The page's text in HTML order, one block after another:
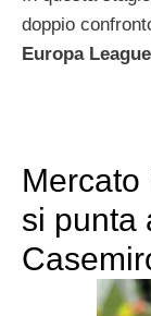
doppio
Europa League
Mercato
si punta